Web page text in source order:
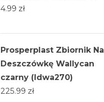
4.99 zł
Prosperplast Zbiornik Na
Deszczówkę Wallycan
czarny (Idwa270)
225.99 zł